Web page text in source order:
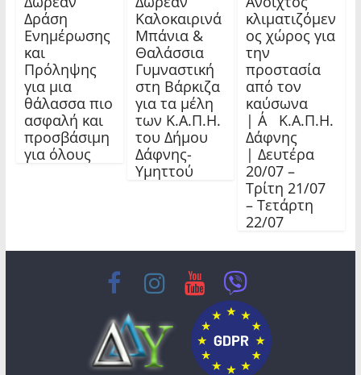
Δράση
Ενημέρωσης
και
Πρόληψης
για μια
θάλασσα πιο
ασφαλή και
προσβάσιμη
για όλους
Καλοκαιρινά
Μπάνια &
Θαλάσσια
Γυμναστική
στη Βάρκιζα
για τα μέλη
των Κ.Α.Π.Η.
του Δήμου
Δάφνης-
Υμηττού
κλιματιζόμεν
ος χώρος για
την
προστασία
από τον
καύσωνα
| Α΄ Κ.Α.Π.Η.
Δάφνης
| Δευτέρα
20/07 –
Τρίτη 21/07
– Τετάρτη
22/07